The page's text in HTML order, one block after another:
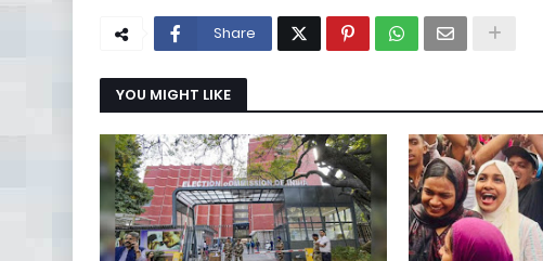
Share
YOU MIGHT LIKE